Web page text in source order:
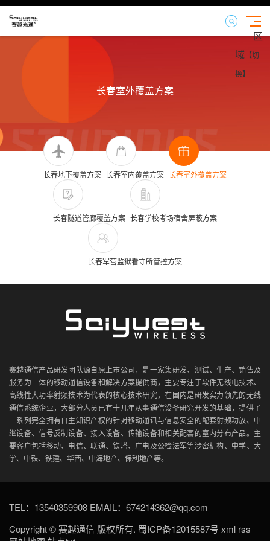
区
域 【切
换】
长春室外覆盖方案
长春地下覆盖方案 长春室内覆盖方案 长春室外覆盖方案
长春隧道管廊覆盖方案 长春学校考场宿舍屏蔽方案
长春军营监狱看守所管控方案
赛越通信产品研发团队源自原上市公司，是一家集研发、测试、生产、销售及
服务为一体的移动通信设备和解决方案提供商，主要专注于软件无线电技术、
高线性大功率射频技术为代表的核心技术研究，在国内是研发实力领先的无线
通信系统企业，大部分人员已有十几年从事通信设备研究开发的基础，提供了
一系列完全拥有自主知识产权的针对移动通讯与信息安全的配套射频功放、中
继设备、信号反制设备、接入设备、传输设备和相关配套的室内分布产品。主
要客户包括移动、电信、联通、铁塔、广电及公检法军等涉密机构、中学、大
学、中铁、铁建、华西、中海地产、保利地产等。
TEL：13540359908 EMAIL：674214362@qq.com
Copyright © 赛越通信 版权所有. 蜀ICP备12015587号 xml rss